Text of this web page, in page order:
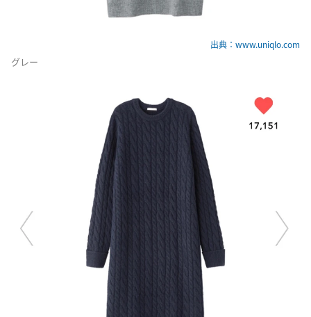
出典：www.uniqlo.com
グレー